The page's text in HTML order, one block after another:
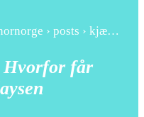
› posts › kjæ…
Hvorfor får